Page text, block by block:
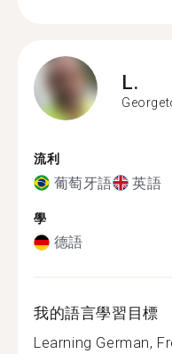
L.
流利
葡萄牙語 英語
學
德語
我的語言學習目標
Learning German,